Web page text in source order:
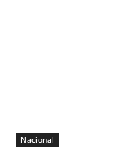
Nacional